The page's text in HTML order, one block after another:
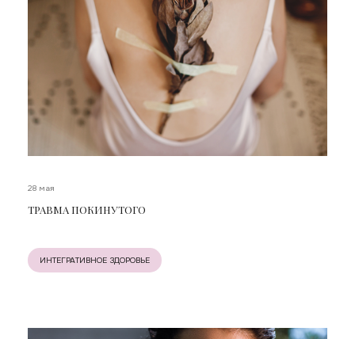
28 мая
ТРАВМА ПОКИНУТОГО
ИНТЕГРАТИВНОЕ ЗДОРОВЬЕ